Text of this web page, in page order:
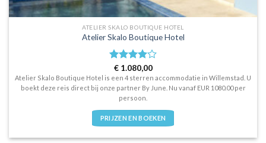
ATELIER SKALO BOUTIQUE HOTEL
Atelier Skalo Boutique Hotel
Waardering
4uit 5
€1.080,00
Atelier Skalo Boutique Hotel is een 4 sterren accommodatie in Willemstad. U
boekt deze reis direct bij onze partner By June. Nu vanaf EUR 1080.00 per
persoon.
PRIJZEN EN BOEKEN